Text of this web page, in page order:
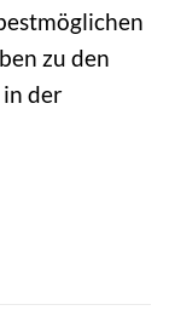
zu den
der